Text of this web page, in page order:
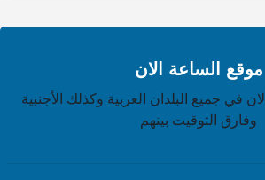
موقع الساعة الان
في جميع البلدان العربية وكذلك الأجنبية
وفارق التوقيت بينهم